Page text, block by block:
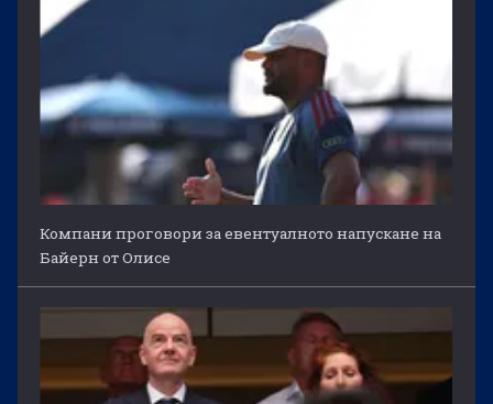
Компани проговори за евентуалното напускане на
Байерн от Олисе